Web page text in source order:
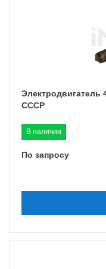
Электродвигатель
СССР
В наличии
По запросу